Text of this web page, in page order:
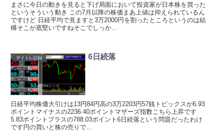
まさに今日の動きを見ると下げ局面において投資家が日本株を買った
というそういう動き この7月以降の株価まあ上値は抑えられているん
ですけど 日経平均で見ますと3万2000円を割ったところというのは結
構そこが底堅いですねそこでしっか...
デイトレ記録 6日続落
日経平均株価大引けは13円84円高の3万2203円57銭トピックスが6.93
ポイントマイナスの2236.40ポイントマザーズ指数こちら上昇です
5.83ポイントプラスの788.03ポイント6日続落という問題だったわけ
です円の買いと株の売りで...